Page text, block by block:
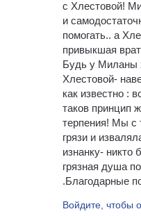
с Хлестовой!
и
помогать.. а
привыкшая
Будь у Миланы
Хлестовой-
как известно :
таков принцип
терпения! Мы с
грязи и
изнанку- никто
грязная душа
.Благодарные
Войдите, чтобы